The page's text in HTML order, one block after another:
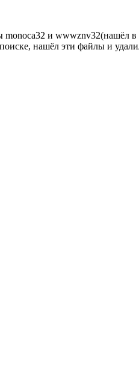
monoca32 и
нашёл эти файлы и